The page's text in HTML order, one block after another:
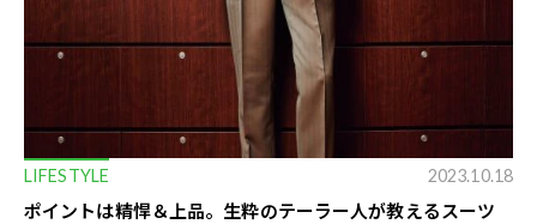
LIFESTYLE 2023.10.18
ポイントは精悍＆上品。生粋のテーラー人が教えるスーツ